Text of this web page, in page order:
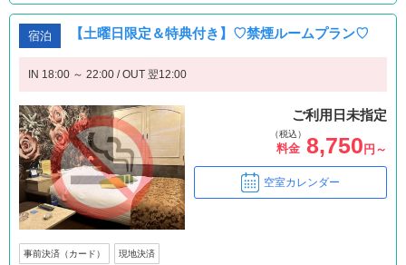
宿泊 【土曜日限定＆特典付き】♡禁煙ルームプラン♡
IN 18:00 ～ 22:00 / OUT 翌12:00
ご利用日未指定
（税込）
料金 8,750 円～
空室カレンダー
事前決済（カード） 現地決済